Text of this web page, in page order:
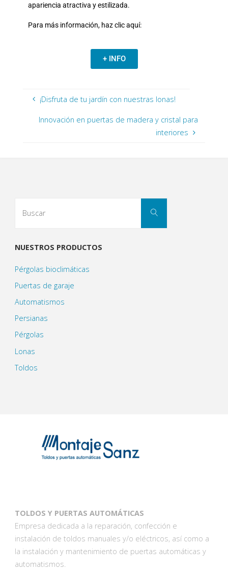
apariencia atractiva y estilizada.
Para más información, haz clic aquí:
+ INFO
¡Disfruta de tu jardín con nuestras lonas!
Innovación en puertas de madera y cristal para
interiores
NUESTROS PRODUCTOS
Pérgolas bioclimáticas
Puertas de garaje
Automatismos
Persianas
Pérgolas
Lonas
Toldos
TOLDOS Y PUERTAS AUTOMÁTICAS
Empresa dedicada a la reparación, confección e
instalación de toldos manuales y/o eléctricos, así como a
la instalación y mantenimiento de puertas automáticas y
automatismos.